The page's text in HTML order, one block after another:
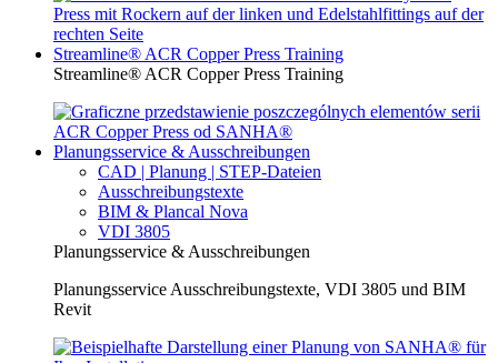
Streamline® ACR Copper Press Training
Streamline® ACR Copper Press Training
Planungsservice & Ausschreibungen
CAD | Planung | STEP-Dateien
Ausschreibungstexte
BIM & Plancal Nova
VDI 3805
Planungsservice & Ausschreibungen
Planungsservice Ausschreibungstexte, VDI 3805 und BIM
Revit